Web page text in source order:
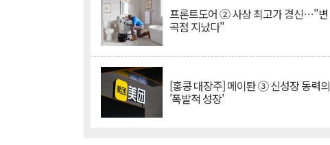
프론트도어 ② 사상 최고가 경신…"변
곡점 지났다"
[홍콩 대장주] 메이퇀 ③ 신성장 동력의
'폭발적 성장'